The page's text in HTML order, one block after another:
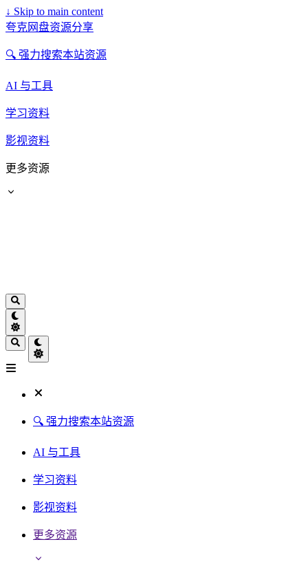
↓ Skip to main content
夸克网盘资源分享
🔍 强力搜索本站资源
AI 与工具
学习资料
影视资料
更多资源
🔍 强力搜索本站资源
AI 与工具
学习资料
影视资料
更多资源